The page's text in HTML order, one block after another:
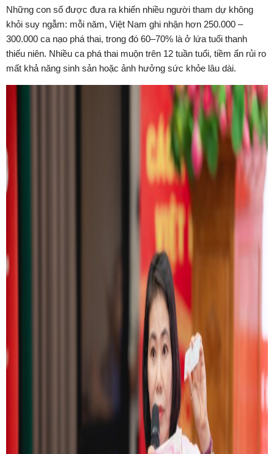
Những con số được đưa ra khiến nhiều người tham dự không
khỏi suy ngẫm: mỗi năm, Việt Nam ghi nhận hơn 250.000 –
300.000 ca nạo phá thai, trong đó 60–70% là ở lứa tuổi thanh
thiếu niên. Nhiều ca phá thai muộn trên 12 tuần tuổi, tiềm ẩn rủi ro
mất khả năng sinh sản hoặc ảnh hưởng sức khỏe lâu dài.